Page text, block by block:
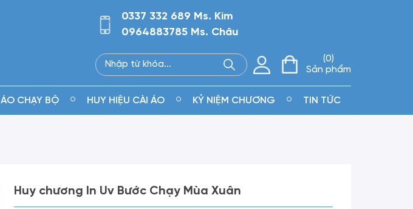
0337 332 689 Ms. Kim
0964883785 Ms. Châu
0
Sản phẩm
ÁO CHẠY BỘ HUY HIỆU CÀI ÁO KỶ NIỆM CHƯƠNG TIN TỨC
Huy chương In Uv Bước Chạy Mùa Xuân